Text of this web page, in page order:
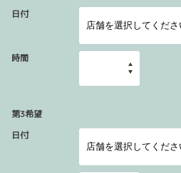
日付
時間
第3希望
日付